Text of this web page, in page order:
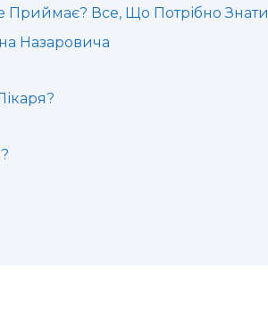
Приймає? Все, Що Потрібно Знати
Назаровича